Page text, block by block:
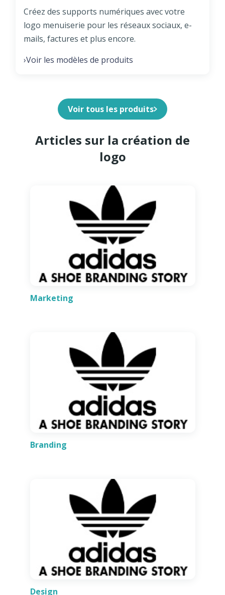
Créez des supports numériques avec votre
logo menuiserie pour les réseaux sociaux, e-
mails, factures et plus encore.
›Voir les modèles de produits
Voir tous les produits
Articles sur la création de
logo
Marketing
Branding
Design